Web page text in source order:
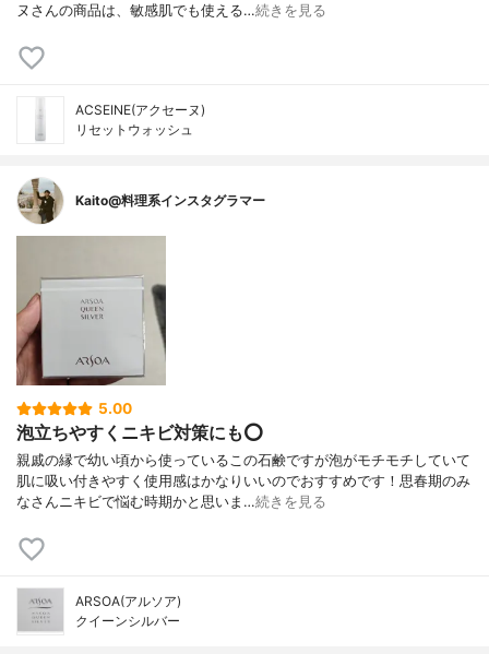
ヌさんの商品は、敏感肌でも使える…続きを見る
ACSEINE(アクセーヌ)
リセットウォッシュ
Kaito@料理系インスタグラマー
5.00
泡立ちやすくニキビ対策にも⭕
親戚の縁で幼い頃から使っているこの石鹸ですが泡がモチモチしていて
肌に吸い付きやすく使用感はかなりいいのでおすすめです！思春期のみ
なさんニキビで悩む時期かと思いま…続きを見る
ARSOA(アルソア)
クイーンシルバー